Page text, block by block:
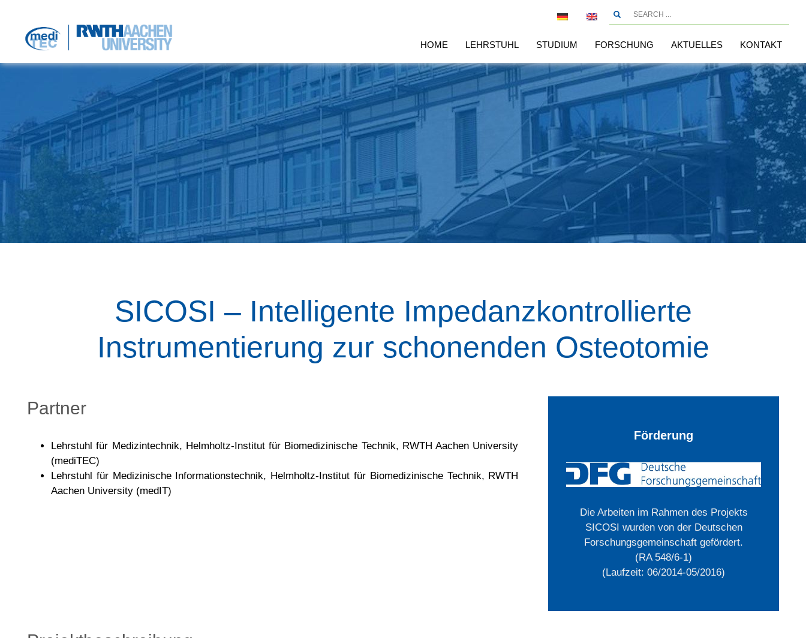
HOME LEHRSTUHL STUDIUM FORSCHUNG AKTUELLES KONTAKT
SICOSI – Intelligente Impedanzkontrollierte
Instrumentierung zur schonenden Osteotomie
Partner
Lehrstuhl für Medizintechnik, Helmholtz-Institut für Biomedizinische Technik, RWTH Aachen University
(mediTEC)
Lehrstuhl für Medizinische Informationstechnik, Helmholtz-Institut für Biomedizinische Technik, RWTH
Aachen University (medIT)
Förderung
Die Arbeiten im Rahmen des Projekts
SICOSI wurden von der Deutschen
Forschungsgemeinschaft gefördert.
(RA 548/6-1)
(Laufzeit: 06/2014-05/2016)